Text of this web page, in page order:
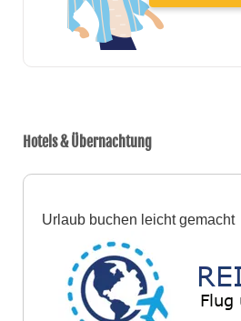
Hotels & Übernachtung
Urlaub buchen leicht gemacht